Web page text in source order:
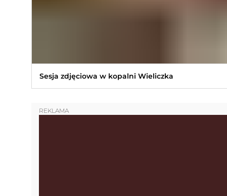
Sesja zdjęciowa w kopalni Wieliczka
REKLAMA